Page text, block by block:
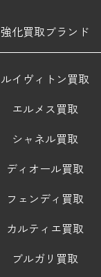
強化買取ブランド
ルイヴィトン買取
エルメス買取
シャネル買取
ディオール買取
フェンディ買取
カルティエ買取
ブルガリ買取